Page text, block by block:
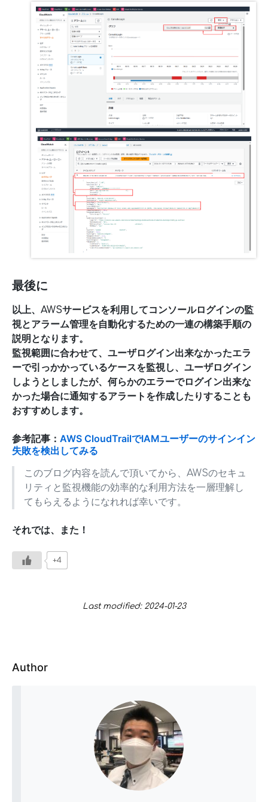
最後に
以上、AWSサービスを利用してコンソールログインの監
視とアラーム管理を自動化するための一連の構築手順の
説明となります。
監視範囲に合わせて、ユーザログイン出来なかったエラ
ーで引っかかっているケースを監視し、ユーザログイン
しようとしましたが、何らかのエラーでログイン出来な
かった場合に通知するアラートを作成したりすることも
おすすめします。
参考記事： AWS CloudTrailでIAMユーザーのサインイン
失敗を検出してみる
このブログ内容を読んで頂いてから、AWSのセキュ
リティと監視機能の効率的な利用方法を一層理解し
てもらえるようになれれば幸いです。
それでは、また！
+4
Last modified: 2024-01-23
Author